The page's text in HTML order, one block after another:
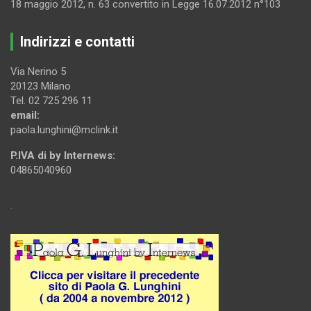
18 maggio 2012, n. 63 convertito in Legge 16.07.2012 n°103
Indirizzi e contatti
Via Nerino 5
20123 Milano
Tel. 02 725 296 11
email:
paola.lunghini@mclink.it
P.IVA di by Internews:
04865040960
.